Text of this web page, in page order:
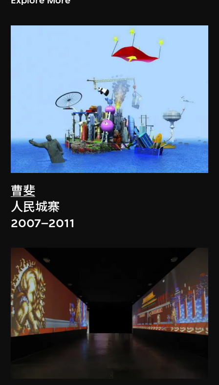
曹斐
人民城寨
2007–2011